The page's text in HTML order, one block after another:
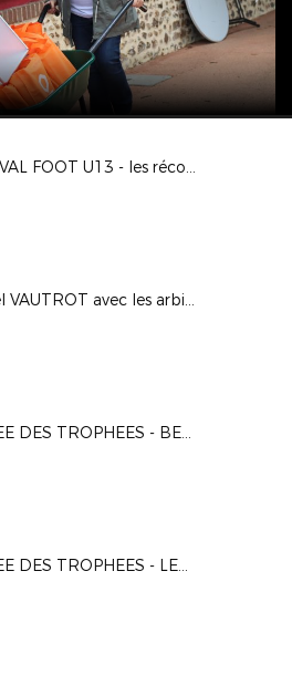
FESTIVAL FOOT U13 - les récompenses
Michel VAUTROT avec les arbitres eurois
SOIREE DES TROPHEES - BENEVOLES
SOIREE DES TROPHEES - LES ARBITRES